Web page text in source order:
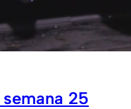
25